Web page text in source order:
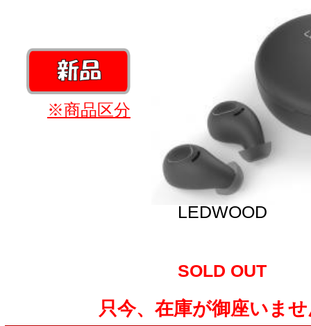
※商品区分
LEDWOOD
SOLD OUT
只今、在庫が御座いま